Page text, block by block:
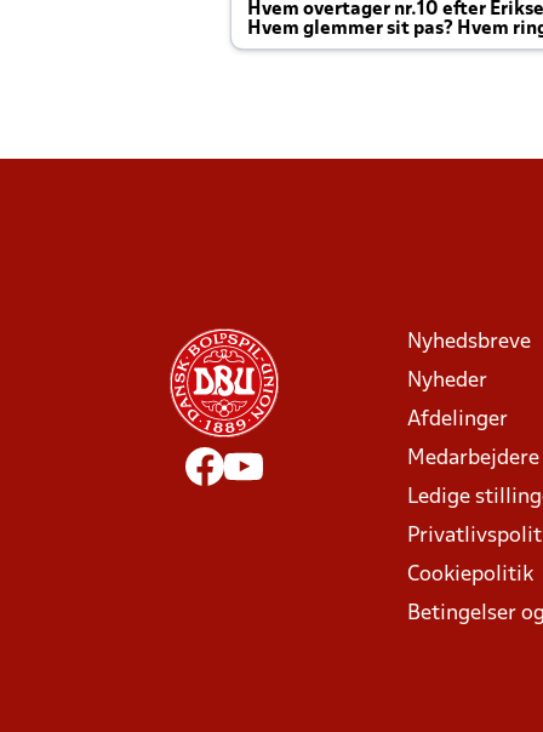
Hvem overtager nr.10 efter
Hvem glemmer sit pas? Hvem
Joachim altid til efter kampe?
Nyhedsbreve
Nyheder
Afdelinger
Medarbejdere
Ledige
Cookiepolitik
Betingelser